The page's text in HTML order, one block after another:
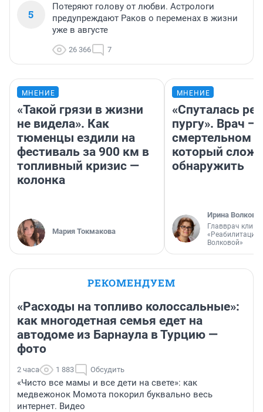
5
Потеряют голову от любви. Астрологи
предупреждают Раков о переменах в жизни
уже в августе
26 366 7
МНЕНИЕ
«Такой грязи в жизни
не видела». Как
тюменцы ездили на
фестиваль за 900 км в
топливный кризис —
колонка
Мария Токмакова
МНЕНИЕ
«Спуталась
пургу». Врач —
смертельном
который
обнаружить
Ирина Волкова
Главврач
«Реабилитация
Волковой»
РЕКОМЕНДУЕМ
«Расходы на топливо колоссальные»:
как многодетная семья едет на
автодоме из Барнаула в Турцию —
фото
2 часа 1 883 Обсудить
«Чисто все мамы и все дети на свете»: как
медвежонок Момота покорил буквально весь
интернет. Видео